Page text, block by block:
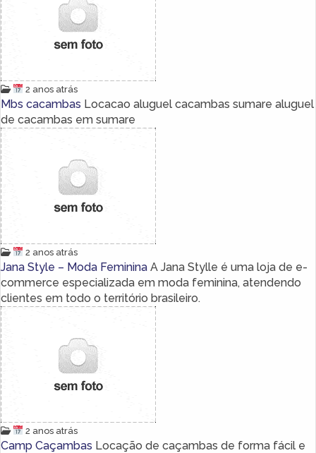
2 anos atrás
Mbs cacambas Locacao aluguel cacambas sumare aluguel
de cacambas em sumare
2 anos atrás
Jana Style – Moda Feminina A Jana Stylle é uma loja de e-
commerce especializada em moda feminina, atendendo
clientes em todo o território brasileiro.
2 anos atrás
Camp Caçambas Locação de caçambas de forma fácil e